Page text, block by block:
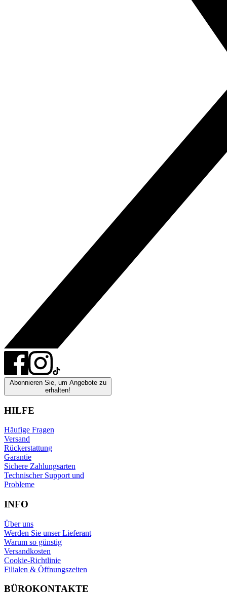
Abonnieren Sie, um Angebote zu
erhalten!
HILFE
Häufige Fragen
Versand
Rückerstattung
Garantie
Sichere Zahlungsarten
Technischer Support und
Probleme
INFO
Über uns
Werden Sie unser Lieferant
Warum so günstig
Versandkosten
Cookie-Richtlinie
Filialen & Öffnungszeiten
BÜROKONTAKTE